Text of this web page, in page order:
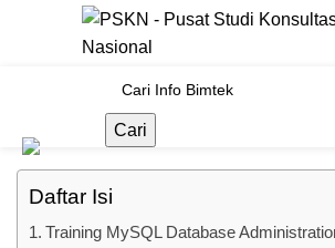
Cari
TRAINING IT
Training MySQL Database
Administration
Tanggal 29/08/2025
Daftar Isi
Training MySQL Database